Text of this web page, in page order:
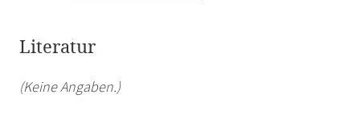
Literatur
(Keine Angaben.)